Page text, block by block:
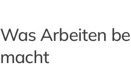
Was Arbeiten
macht